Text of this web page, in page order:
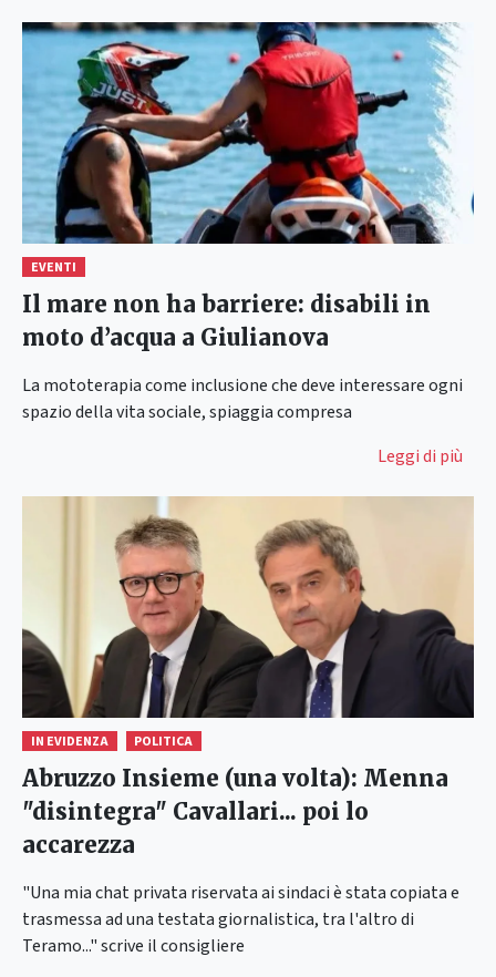
EVENTI
Il mare non ha barriere: disabili in
moto d’acqua a Giulianova
La mototerapia come inclusione che deve interessare ogni
spazio della vita sociale, spiaggia compresa
Leggi di più
IN EVIDENZA POLITICA
Abruzzo Insieme (una volta): Menna
"disintegra" Cavallari... poi lo
accarezza
"Una mia chat privata riservata ai sindaci è stata copiata e
trasmessa ad una testata giornalistica, tra l'altro di
Teramo..." scrive il consigliere